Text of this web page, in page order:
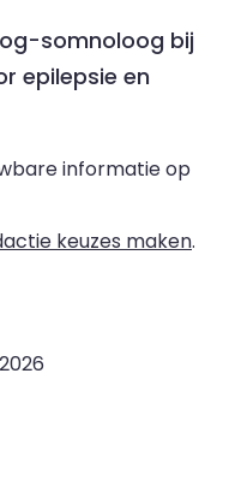
somnoloog bij
epilepsie en
informatie op
keuzes maken.